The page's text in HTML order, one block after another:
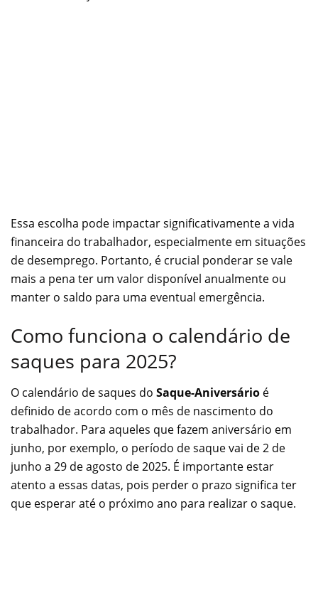
Essa escolha pode impactar significativamente a vida
financeira do trabalhador, especialmente em situações
de desemprego. Portanto, é crucial ponderar se vale
mais a pena ter um valor disponível anualmente ou
manter o saldo para uma eventual emergência.
Como funciona o calendário de
saques para 2025?
O calendário de saques do Saque-Aniversário é
definido de acordo com o mês de nascimento do
trabalhador. Para aqueles que fazem aniversário em
junho, por exemplo, o período de saque vai de 2 de
junho a 29 de agosto de 2025. É importante estar
atento a essas datas, pois perder o prazo significa ter
que esperar até o próximo ano para realizar o saque.